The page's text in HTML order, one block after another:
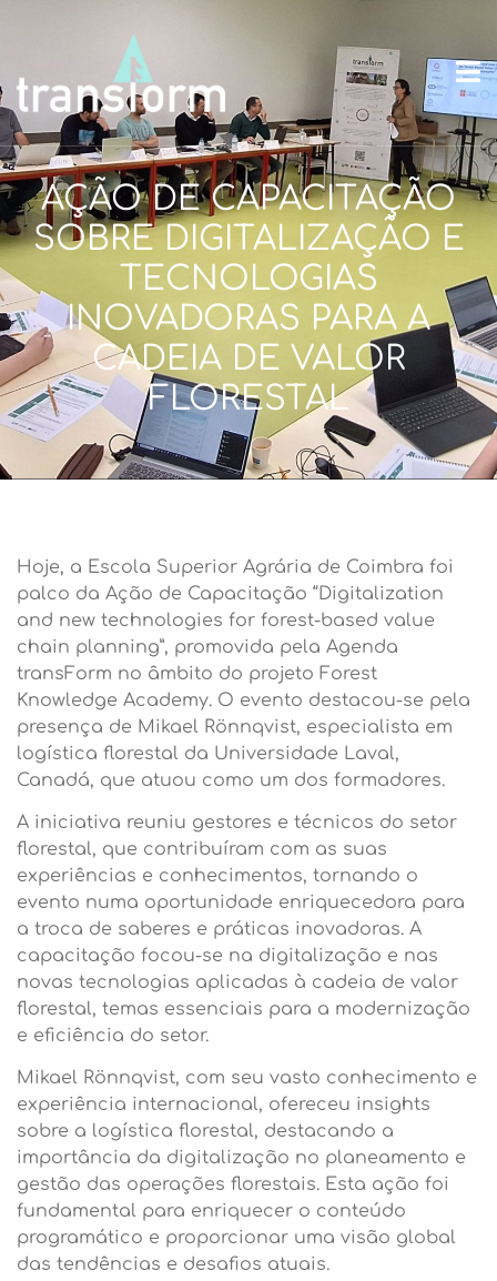
AÇÃO DE CAPACITAÇÃO
SOBRE DIGITALIZAÇÃO E
TECNOLOGIAS
INOVADORAS PARA A
CADEIA DE VALOR
FLORESTAL
Hoje, a Escola Superior Agrária de Coimbra foi
palco da Ação de Capacitação “Digitalization
and new technologies for forest-based value
chain planning”, promovida pela Agenda
transForm no âmbito do projeto Forest
Knowledge Academy. O evento destacou-se pela
presença de Mikael Rönnqvist, especialista em
logística florestal da Universidade Laval,
Canadá, que atuou como um dos formadores.
A iniciativa reuniu gestores e técnicos do setor
florestal, que contribuíram com as suas
experiências e conhecimentos, tornando o
evento numa oportunidade enriquecedora para
a troca de saberes e práticas inovadoras. A
capacitação focou-se na digitalização e nas
novas tecnologias aplicadas à cadeia de valor
florestal, temas essenciais para a modernização
e eficiência do setor.
Mikael Rönnqvist, com seu vasto conhecimento e
experiência internacional, ofereceu insights
sobre a logística florestal, destacando a
importância da digitalização no planeamento e
gestão das operações florestais. Esta ação foi
fundamental para enriquecer o conteúdo
programático e proporcionar uma visão global
das tendências e desafios atuais.